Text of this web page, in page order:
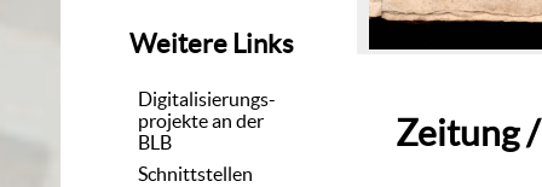
Weitere Links
Digitalisierungs-
projekte an der
BLB
Schnittstellen
Zeitung